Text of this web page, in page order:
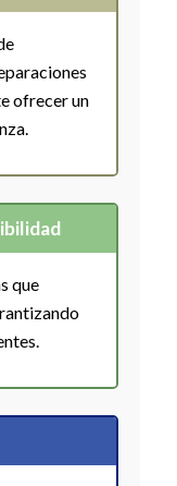
ofrecer un
que